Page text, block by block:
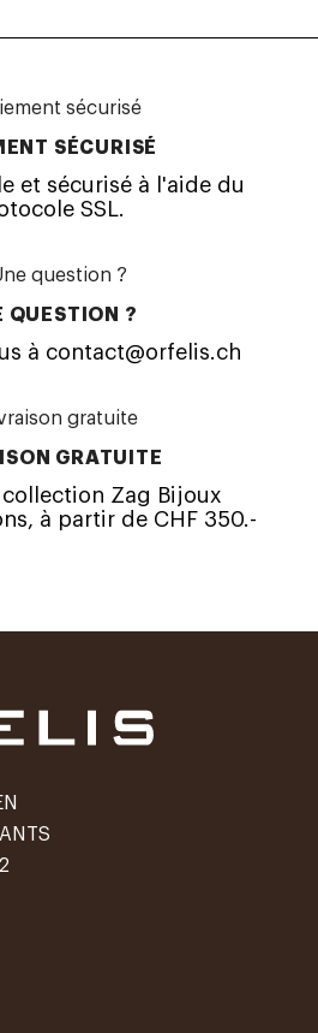
SÉCURISÉ
et sécurisé à l'aide du
SSL.
QUESTION ?
à contact@orfelis.ch
GRATUITE
Zag Bijoux
à partir de CHF 350.-